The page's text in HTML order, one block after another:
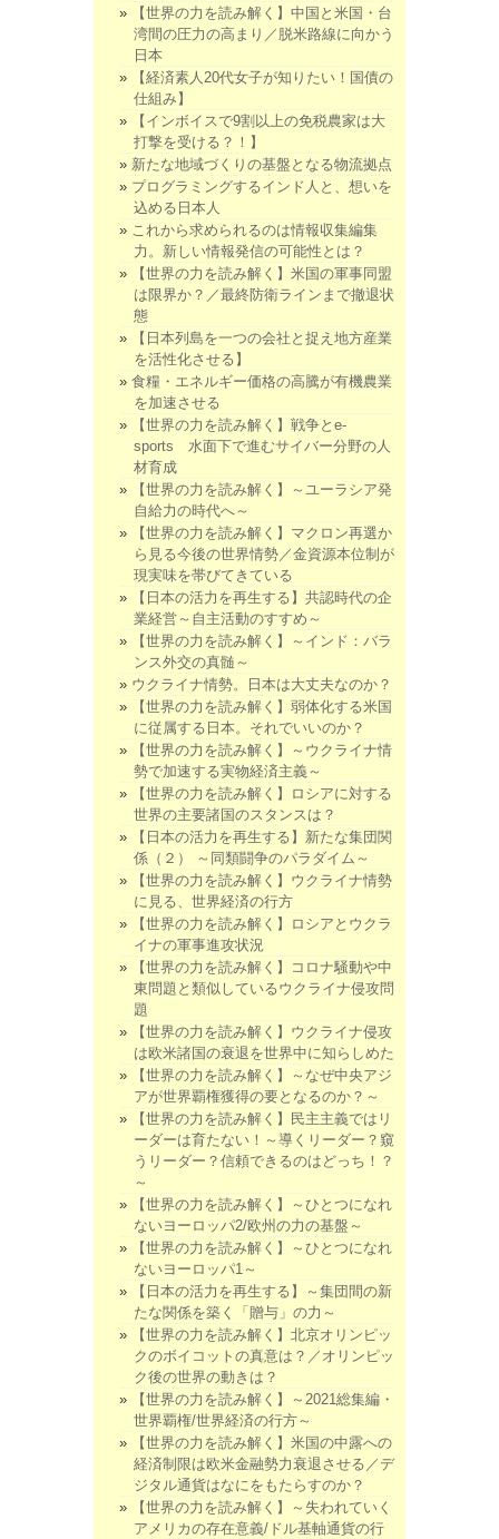
【世界の力を読み解く】中国と米国・台
湾間の圧力の高まり／脱米路線に向かう
日本
【経済素人20代女子が知りたい！国債の
仕組み】
【インボイスで9割以上の免税農家は大
打撃を受ける？！】
新たな地域づくりの基盤となる物流拠点
プログラミングするインド人と、想いを
込める日本人
これから求められるのは情報収集編集
力。新しい情報発信の可能性とは？
【世界の力を読み解く】米国の軍事同盟
は限界か？／最終防衛ラインまで撤退状
態
【日本列島を一つの会社と捉え地方産業
を活性化させる】
食糧・エネルギー価格の高騰が有機農業
を加速させる
【世界の力を読み解く】戦争とe-
sports 水面下で進むサイバー分野の人
材育成
【世界の力を読み解く】～ユーラシア発
自給力の時代へ～
【世界の力を読み解く】マクロン再選か
ら見る今後の世界情勢／金資源本位制が
現実味を帯びてきている
【日本の活力を再生する】共認時代の企
業経営～自主活動のすすめ～
【世界の力を読み解く】～インド：バラ
ンス外交の真髄～
ウクライナ情勢。日本は大丈夫なのか？
【世界の力を読み解く】弱体化する米国
に従属する日本。それでいいのか？
【世界の力を読み解く】～ウクライナ情
勢で加速する実物経済主義～
【世界の力を読み解く】ロシアに対する
世界の主要諸国のスタンスは？
【日本の活力を再生する】新たな集団関
係（２） ～同類闘争のパラダイム～
【世界の力を読み解く】ウクライナ情勢
に見る、世界経済の行方
【世界の力を読み解く】ロシアとウクラ
イナの軍事進攻状況
【世界の力を読み解く】コロナ騒動や中
東問題と類似しているウクライナ侵攻問
題
【世界の力を読み解く】ウクライナ侵攻
は欧米諸国の衰退を世界中に知らしめた
【世界の力を読み解く】～なぜ中央アジ
アが世界覇権獲得の要となるのか？～
【世界の力を読み解く】民主主義ではリ
ーダーは育たない！～導くリーダー？窺
うリーダー？信頼できるのはどっち！？
～
【世界の力を読み解く】～ひとつになれ
ないヨーロッパ2/欧州の力の基盤～
【世界の力を読み解く】～ひとつになれ
ないヨーロッパ1～
【日本の活力を再生する】～集団間の新
たな関係を築く「贈与」の力～
【世界の力を読み解く】北京オリンピッ
クのボイコットの真意は？／オリンピッ
ク後の世界の動きは？
【世界の力を読み解く】～2021総集編・
世界覇権/世界経済の行方～
【世界の力を読み解く】米国の中露への
経済制限は欧米金融勢力衰退させる／デ
ジタル通貨はなにをもたらすのか？
【世界の力を読み解く】～失われていく
アメリカの存在意義/ドル基軸通貨の行